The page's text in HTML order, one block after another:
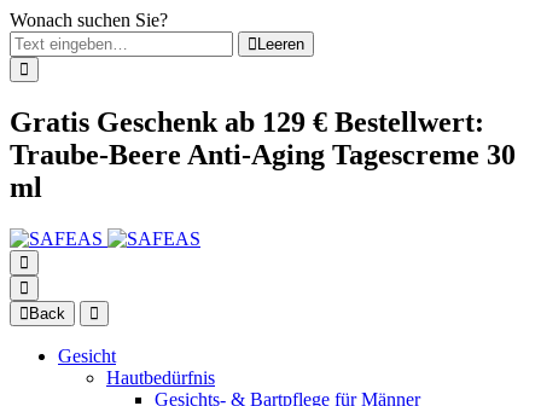
Wonach suchen Sie?
Leeren
Gratis Geschenk ab 129 € Bestellwert:
Traube-Beere Anti-Aging Tagescreme 30
ml
Back
Gesicht
Hautbedürfnis
Gesichts- & Bartpflege für Männer